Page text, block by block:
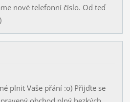
nové telefonní číslo. Od teď
plnit Vaše přání :o) Přijďte se